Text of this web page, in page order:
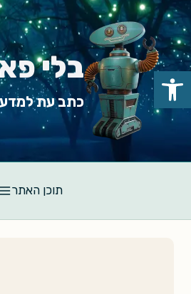
Skip
to
content
בלי
כתב עת למדע
תוכן האתר
פתח סרגל נגישות